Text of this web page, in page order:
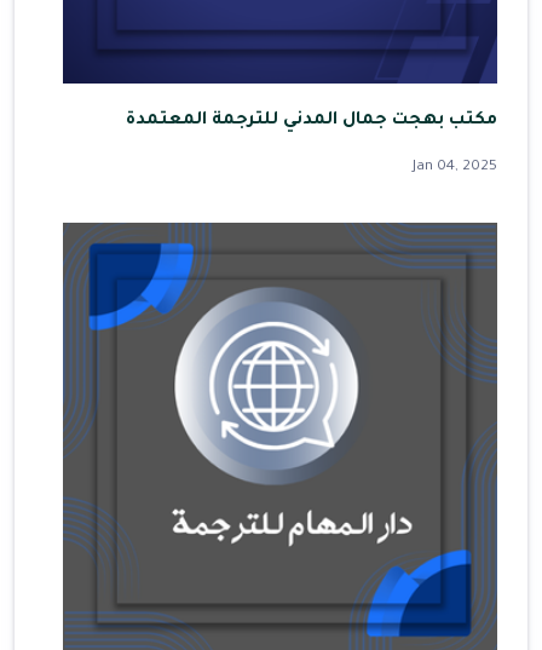
مكتب بهجت جمال المدني للترجمة المعتمدة
Jan 04, 2025